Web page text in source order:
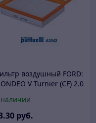
воздушный FORD:
V Turnier (CF) 2.0
14- 2.0 14- 2.0 19-
.30 руб.